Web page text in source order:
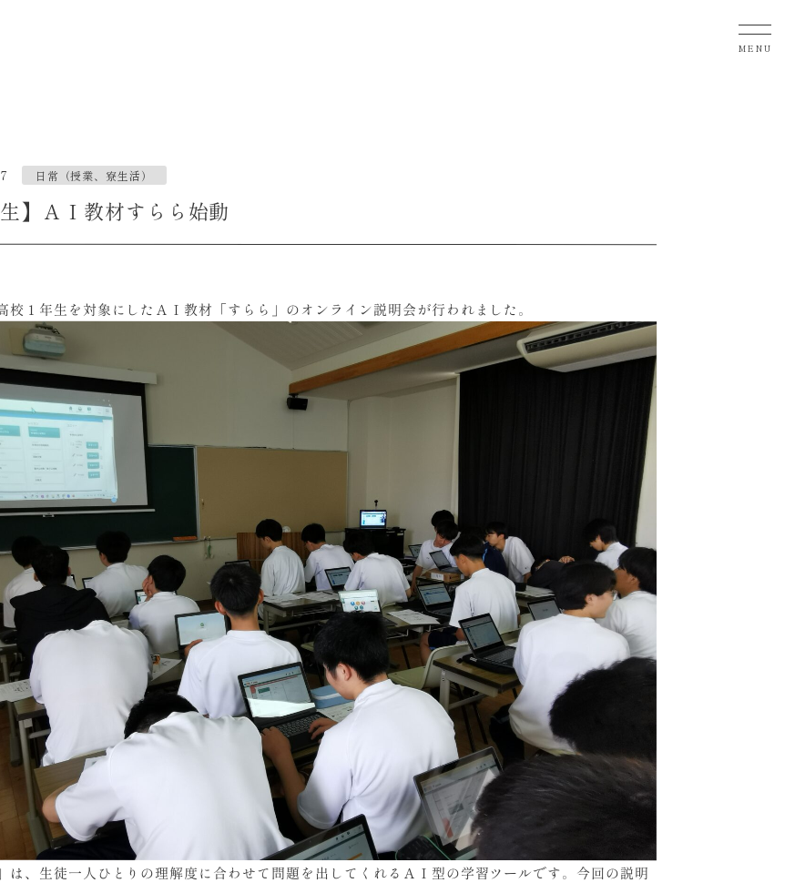
MENU
日常（授業、寮生活）
生】ＡＩ教材すらら始動
校１年生を対象にしたＡＩ教材「すらら」のオンライン説明会が行われました。
は、生徒一人ひとりの理解度に合わせて問題を出してくれるＡＩ型の学習ツールです。今回の説明